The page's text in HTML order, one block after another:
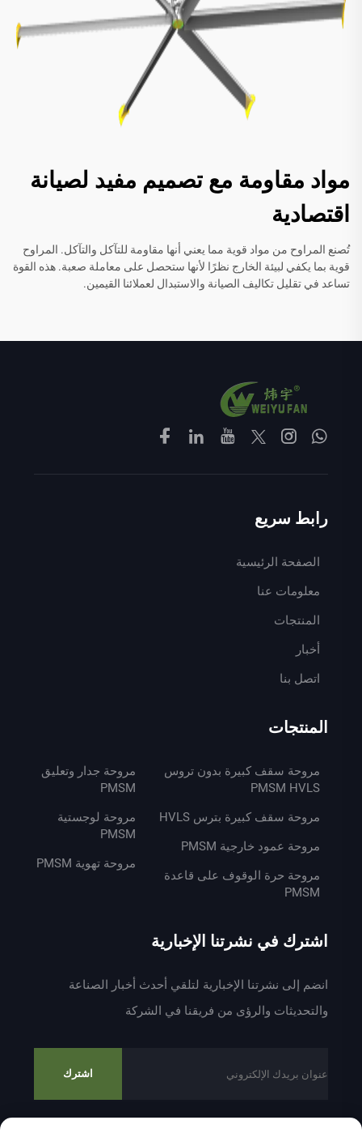
مواد مقاومة مع تصميم مفيد لصيانة
اقتصادية
تُصنع المراوح من مواد قوية مما يعني أنها مقاومة للتآكل والتآكل. المراوح
قوية بما يكفي لبيئة الخارج نظرًا لأنها ستحصل على معاملة صعبة. هذه القوة
تساعد في تقليل تكاليف الصيانة والاستبدال لعملائنا القيمين.
رابط سريع
الصفحة الرئيسية
معلومات عنا
المنتجات
أخبار
اتصل بنا
المنتجات
مروحة سقف كبيرة بدون تروس
PMSM HVLS
مروحة سقف كبيرة بترس HVLS
مروحة عمود خارجية PMSM
مروحة حرة الوقوف على قاعدة
PMSM
مروحة جدار وتعليق
PMSM
مروحة لوجستية
PMSM
مروحة تهوية PMSM
اشترك في نشرتنا الإخبارية
انضم إلى نشرتنا الإخبارية لتلقي أحدث أخبار الصناعة
والتحديثات والرؤى من فريقنا في الشركة
اشترك